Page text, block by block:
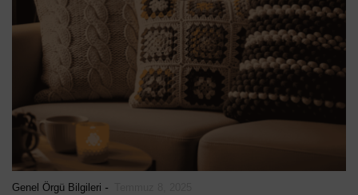
Genel Örgü Bilgileri -